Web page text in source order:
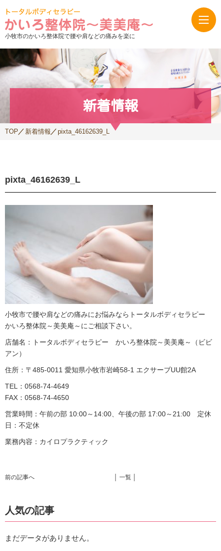
小牧市のかいろ整体院で腰や肩などの痛みを楽に
新着情報
TOP 新着情報 pixta_46162639_L
pixta_46162639_L
小牧市で腰や肩などの痛みにお悩みならトータルボディセラピー
かいろ整体院～美美庵～にご相談下さい。
店舗名：トータルボディセラピー かいろ整体院～美美庵～（ビビ
アン）
住所：〒485-0011 愛知県小牧市岩崎58-1 エクサーブUU館2A
TEL：0568-74-4649
FAX：0568-74-4650
営業時間：午前の部 10:00～14:00、午後の部 17:00～21:00 定休
日：不定休
業務内容：カイロプラクティック
前の記事へ │ 一覧 │
人気の記事
まだデータがありません。